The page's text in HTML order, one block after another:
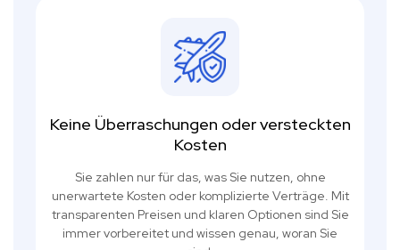
Keine Überraschungen oder versteckten
Kosten
Sie zahlen nur für das, was Sie nutzen, ohne
unerwartete Kosten oder komplizierte Verträge. Mit
transparenten Preisen und klaren Optionen sind Sie
immer vorbereitet und wissen genau, woran Sie